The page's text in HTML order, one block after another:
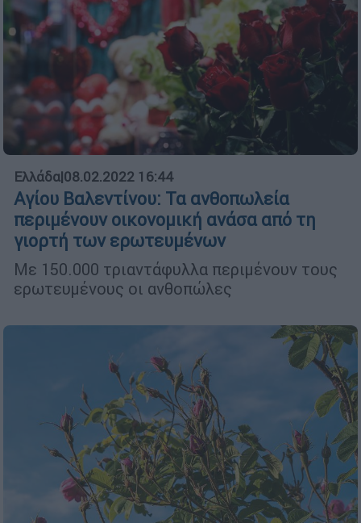
Ελλάδα|08.02.2022 16:44
Αγίου Βαλεντίνου: Τα ανθοπωλεία
περιμένουν οικονομική ανάσα από τη
γιορτή των ερωτευμένων
Με 150.000 τριαντάφυλλα περιμένουν τους
ερωτευμένους οι ανθοπώλες